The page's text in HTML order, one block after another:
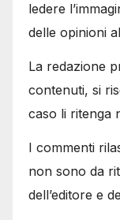
ledere
delle opinioni
La redazione
contenuti, si
caso li ritenga
I commenti
non sono da
dell’editore e